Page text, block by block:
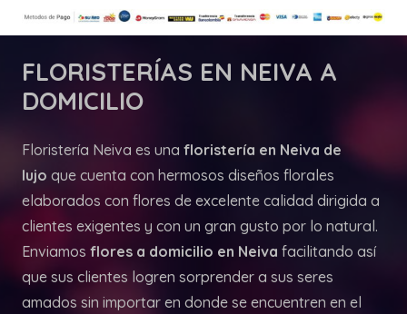
FLORISTERÍAS EN NEIVA A
DOMICILIO
Floristería Neiva es una floristería en Neiva de
lujo que cuenta con hermosos diseños florales
elaborados con flores de excelente calidad dirigida a
clientes exigentes y con un gran gusto por lo natural.
Enviamos flores a domicilio en Neiva facilitando así
que sus clientes logren sorprender a sus seres
amados sin importar en donde se encuentren en el